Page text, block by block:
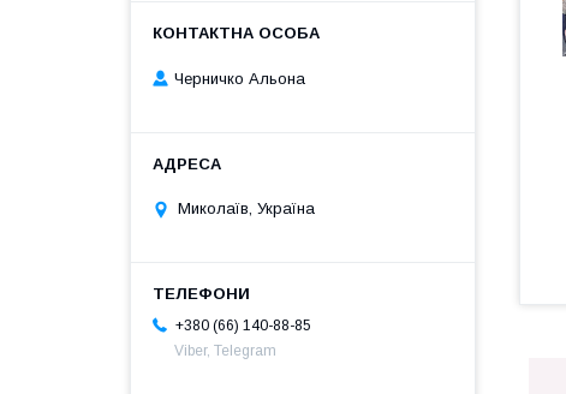
Черничко Альона
Миколаїв, Україна
+380 (66) 140-88-85
Viber, Telegram